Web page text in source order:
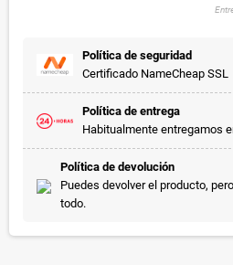
Política de seguridad
Certificado NameCheap SSL
Política de entrega
Habitualmente entregamos
Política de devolución
Puedes devolver el producto,
todo.